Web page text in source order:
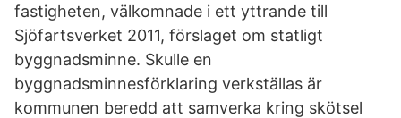
fastigheten, välkomnade i ett yttrande till
Sjöfartsverket 2011, förslaget om statligt
byggnadsminne. Skulle en
byggnadsminnesförklaring verkställas är
kommunen beredd att samverka kring skötsel